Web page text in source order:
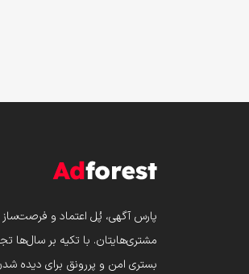
پارس‌ آگهی، پُل اعتماد و
مشتری‌هایتان. با تکیه بر سال‌ها
بستری امن و پررونق برای دیده